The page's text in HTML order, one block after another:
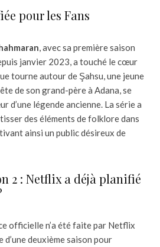
pour les Fans
, avec sa première saison
janvier 2023, a touché le cœur
tourne autour de Şahsu, une jeune
de son grand-père à Adana, se
d’une légende ancienne. La série a
des éléments de folklore dans
ainsi un public désireux de
2 : Netflix a déjà planifié
officielle n’a été faite par Netflix
d’une deuxième saison pour